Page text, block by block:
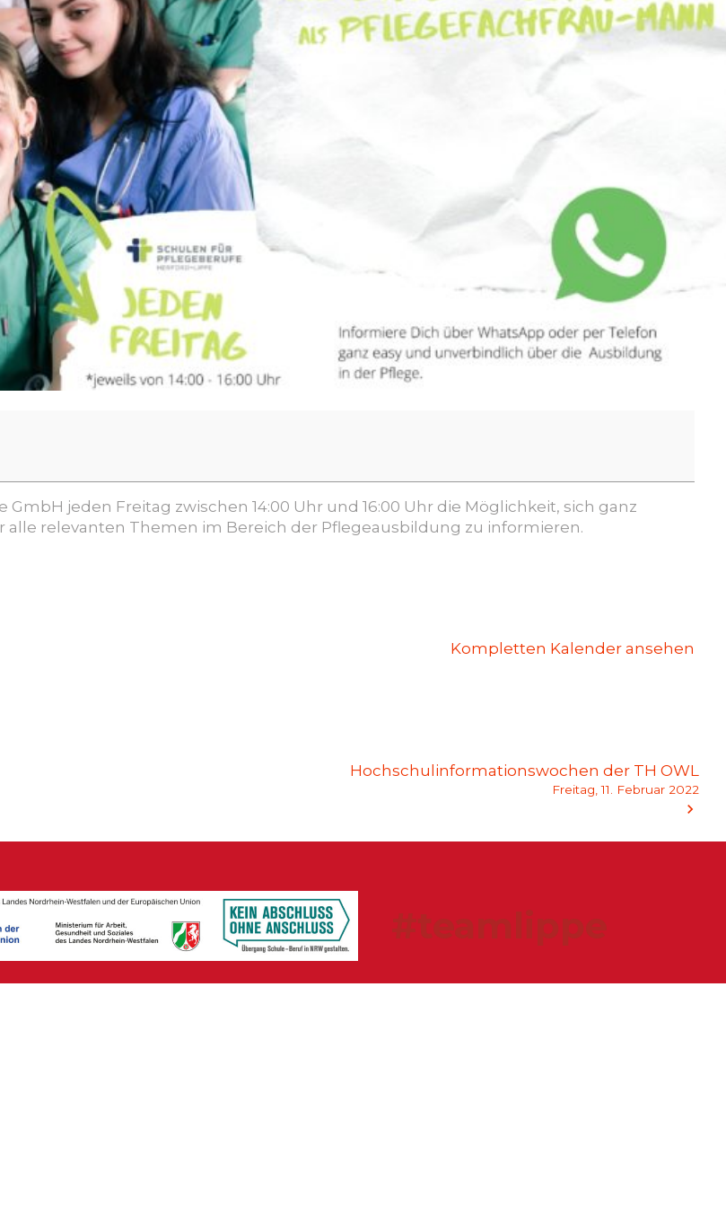
jeden Freitag zwischen 14:00 Uhr und 16:00 Uhr die Möglichkeit, sich ganz
relevanten Themen im Bereich der Pflegeausbildung zu informieren.
Kompletten Kalender ansehen
Hochschulinformationswochen der TH OWL
Freitag, 11. Februar 2022
#teamlippe